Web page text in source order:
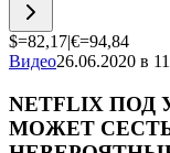
$=82,17|€=94,84
Видео26.06.2020 в
NETFLIX
МОЖЕТ